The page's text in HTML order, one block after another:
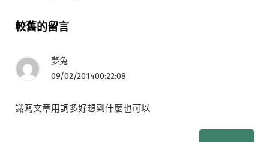
留
言
導
覽
較舊的留言
夢兔
09/02/201400:22:08
識寫文章用詞多好想到什麼也可以